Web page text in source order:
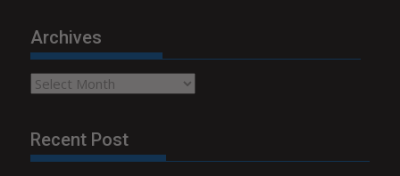
Archives
Archives
Recent Post